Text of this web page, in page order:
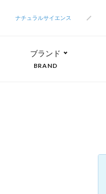
ナチュラルサイエンス
ブランド
BRAND